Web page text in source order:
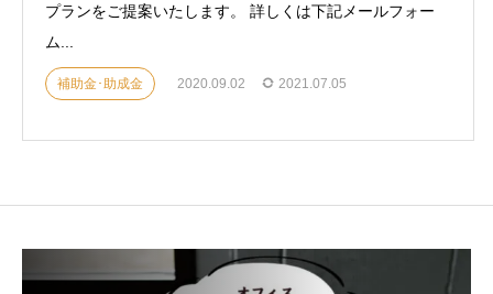
プランをご提案いたします。 詳しくは下記メールフォー
ム...
補助金･助成金 2020.09.02 2021.07.05